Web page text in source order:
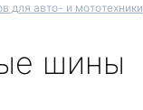
для авто- и мототехники
шины